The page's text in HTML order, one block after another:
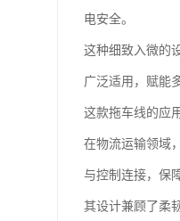
电安全。
这种细致入微的
广泛适用，赋能
这款拖车线的应
在物流运输领域
与控制连接，保
其设计兼顾了柔